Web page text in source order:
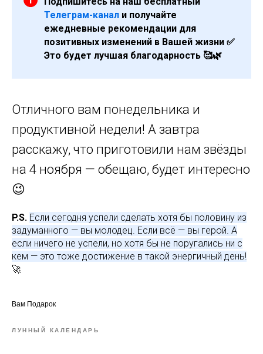
Телеграм-канал и получайте
ежедневные рекомендации для
позитивных изменений в Вашей жизни ✅
Это будет лучшая благодарность 🥰🌿
Отличного вам понедельника и
продуктивной недели! А завтра
расскажу, что приготовили нам звёзды
на 4 ноября — обещаю, будет интересно
😉
P.S. Если сегодня успели сделать хотя бы половину из
задуманного — вы молодец. Если всё — вы герой. А
если ничего не успели, но хотя бы не поругались ни с
кем — это тоже достижение в такой энергичный день!
🚀
Вам Подарок
ЛУННЫЙ КАЛЕНДАРЬ